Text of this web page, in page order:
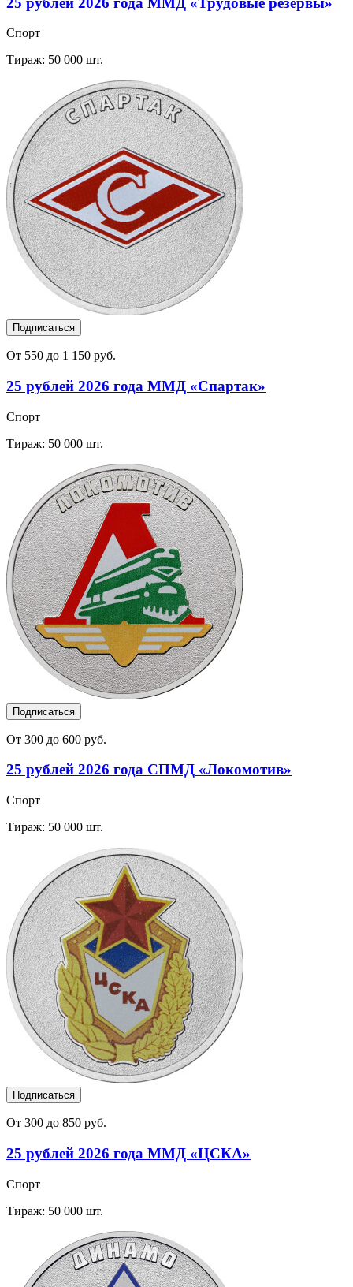
Спорт
Тираж: 50 000 шт.
Подписаться
От 550 до 1 150 руб.
25 рублей 2026 года ММД «Спартак»
Спорт
Тираж: 50 000 шт.
Подписаться
От 300 до 600 руб.
25 рублей 2026 года СПМД «Локомотив»
Спорт
Тираж: 50 000 шт.
Подписаться
От 300 до 850 руб.
25 рублей 2026 года ММД «ЦСКА»
Спорт
Тираж: 50 000 шт.